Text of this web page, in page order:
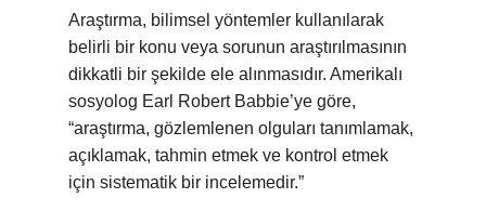
Araştırma, bilimsel yöntemler kullanılarak
belirli bir konu veya sorunun araştırılmasının
dikkatli bir şekilde ele alınmasıdır. Amerikalı
sosyolog Earl Robert Babbie’ye göre,
“araştırma, gözlemlenen olguları tanımlamak,
açıklamak, tahmin etmek ve kontrol etmek
için sistematik bir incelemedir.”